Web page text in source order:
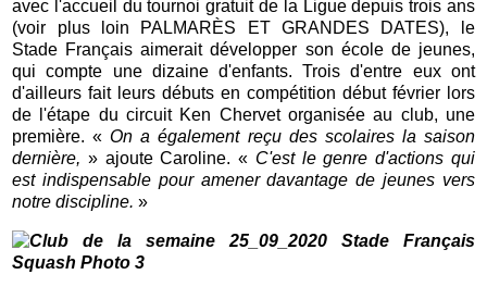
avec l'accueil du tournoi gratuit de la Ligue depuis trois ans
(voir plus loin PALMARÈS ET GRANDES DATES), le
Stade Français aimerait développer son école de jeunes,
qui compte une dizaine d'enfants. Trois d'entre eux ont
d'ailleurs fait leurs débuts en compétition début février lors
de l'étape du circuit Ken Chervet organisée au club, une
première. « On a également reçu des scolaires la saison
dernière, » ajoute Caroline. « C'est le genre d'actions qui
est indispensable pour amener davantage de jeunes vers
notre discipline.»